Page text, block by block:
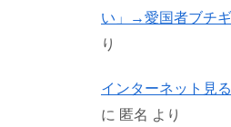
い」→愛国者ブチ
り
インターネット見
に 匿名 より